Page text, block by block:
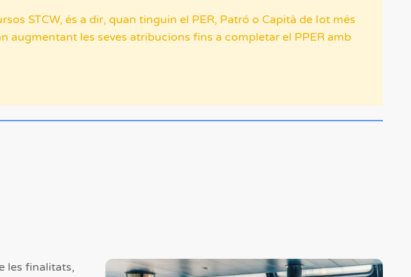
STCW, és a dir, quan tinguin el PER, Patró o Capità de Iot més
augmentant les seves atribucions fins a completar el PPER amb
les finalitats,